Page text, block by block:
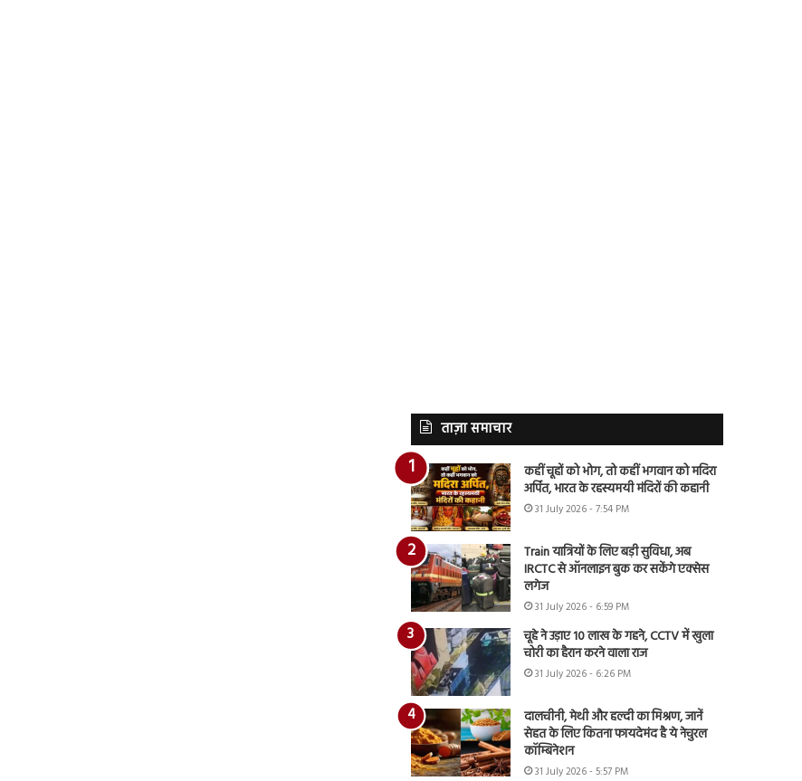
ताज़ा समाचार
कहीं चूहों को भोग, तो कहीं भगवान को मदिरा
अर्पित, भारत के रहस्यमयी मंदिरों की कहानी
31 July 2026 - 7:54 PM
Train यात्रियों के लिए बड़ी सुविधा, अब
IRCTC से ऑनलाइन बुक कर सकेंगे एक्सेस
लगेज
31 July 2026 - 6:59 PM
चूहे ने उड़ाए 10 लाख के गहने, CCTV में खुला
चोरी का हैरान करने वाला राज
31 July 2026 - 6:26 PM
दालचीनी, मेथी और हल्दी का मिश्रण, जानें
सेहत के लिए कितना फायदेमंद है ये नेचुरल
कॉम्बिनेशन
31 July 2026 - 5:57 PM